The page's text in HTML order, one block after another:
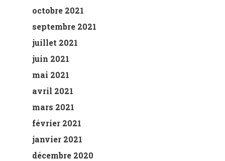
octobre 2021
septembre 2021
juillet 2021
juin 2021
mai 2021
avril 2021
mars 2021
février 2021
janvier 2021
décembre 2020